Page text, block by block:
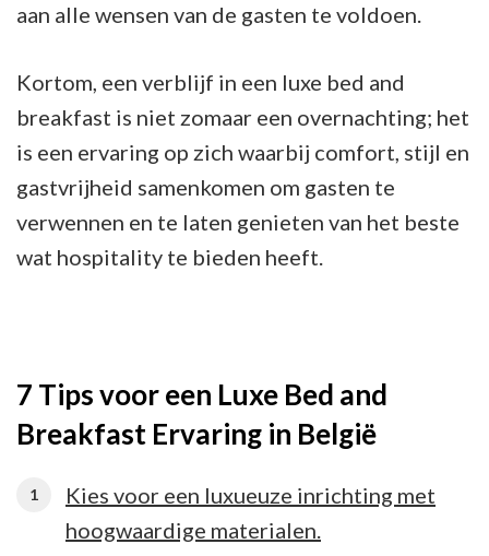
aan alle wensen van de gasten te voldoen.
Kortom, een verblijf in een luxe bed and
breakfast is niet zomaar een overnachting; het
is een ervaring op zich waarbij comfort, stijl en
gastvrijheid samenkomen om gasten te
verwennen en te laten genieten van het beste
wat hospitality te bieden heeft.
7 Tips voor een Luxe Bed and
Breakfast Ervaring in België
Kies voor een luxueuze inrichting met
hoogwaardige materialen.